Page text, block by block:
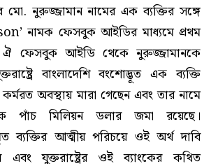
মো. নুরুজ্জামান নামের এক ব্যক্তির সঙ্গে
নামক ফেসবুক আইডির মাধ্যমে প্রথম
ফেসবুক আইডি থেকে নুরুজ্জামানকে
বাংলাদেশি বংশোদ্ভূত এক ব্যক্তি
অবস্থায় মারা গেছেন এবং তার নামে
পাঁচ মিলিয়ন ডলার জমা রয়েছে।
ব্যক্তির আত্মীয় পরিচয়ে ওই অর্থ দাবি
যুক্তরাষ্ট্রের ওই ব্যাংকের কথিত